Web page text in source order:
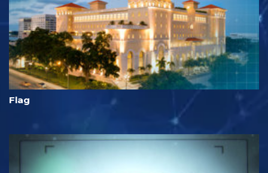
Flag